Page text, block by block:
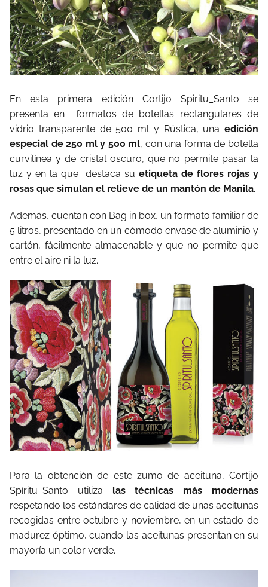
En esta primera edición Cortijo Spiritu_Santo se
presenta en
formatos de botellas rectangulares de
vidrio transparente de 500 ml y Rústica, una edición
especial de 250 ml y 500 ml, con una forma de botella
curvilínea y de cristal oscuro, que no permite pasar la
luz y en la que
destaca su etiqueta de flores rojas y
rosas que simulan el relieve de un mantón de Manila.
Además, cuentan con Bag in box, un formato familiar de
5 litros, presentado en un cómodo envase de aluminio y
cartón, fácilmente almacenable y que no permite que
entre el aire ni la luz.
Para la obtención de este zumo de aceituna, Cortijo
Spíritu_Santo utiliza las técnicas más modernas
respetando los estándares de calidad de unas aceitunas
recogidas entre octubre y noviembre, en un estado de
madurez óptimo, cuando las aceitunas presentan en su
mayoría un color verde.